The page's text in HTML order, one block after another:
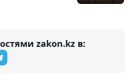
zakon.kz в: